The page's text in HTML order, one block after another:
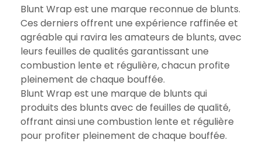
Blunt Wrap est une marque reconnue de blunts.
Ces derniers offrent une expérience raffinée et
agréable qui ravira les amateurs de blunts, avec
leurs feuilles de qualités garantissant une
combustion lente et régulière, chacun profite
pleinement de chaque bouffée.
Blunt Wrap est une marque de blunts qui
produits des blunts avec de feuilles de qualité,
offrant ainsi une combustion lente et régulière
pour profiter pleinement de chaque bouffée.